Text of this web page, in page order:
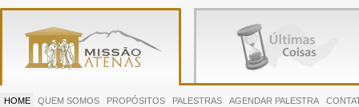
HOME QUEM SOMOS PROPÓSITOS PALESTRAS AGENDAR PALESTRA